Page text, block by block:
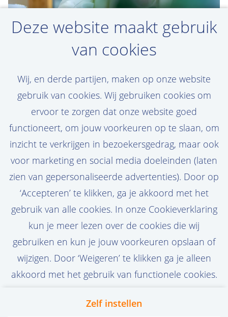
Deze website maakt gebruik
van cookies
Wij, en derde partijen, maken op onze website
gebruik van cookies. Wij gebruiken cookies om
ervoor te zorgen dat onze website goed
functioneert, om jouw voorkeuren op te slaan, om
inzicht te verkrijgen in bezoekersgedrag, maar ook
voor marketing en social media doeleinden (laten
zien van gepersonaliseerde advertenties). Door op
‘Accepteren’ te klikken, ga je akkoord met het
gebruik van alle cookies. In onze Cookieverklaring
kun je meer lezen over de cookies die wij
gebruiken en kun je jouw voorkeuren opslaan of
wijzigen. Door ‘Weigeren’ te klikken ga je alleen
akkoord met het gebruik van functionele cookies.
Zelf instellen
Jouw droomvacature niet gevonden? Maak
een persoonlijke jobalert aan en ontvang
de nieuwste vacatures in je mail!
Stel job alert in